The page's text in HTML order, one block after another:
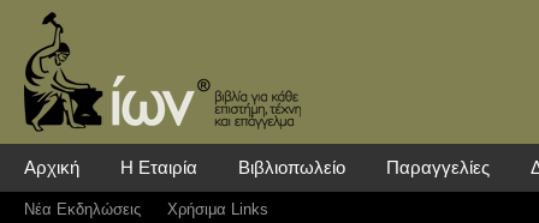
Αρχική Η Εταιρία Βιβλιοπωλείο Παραγγελίες
Νέα Eκδηλώσεις Χρήσιμα Links